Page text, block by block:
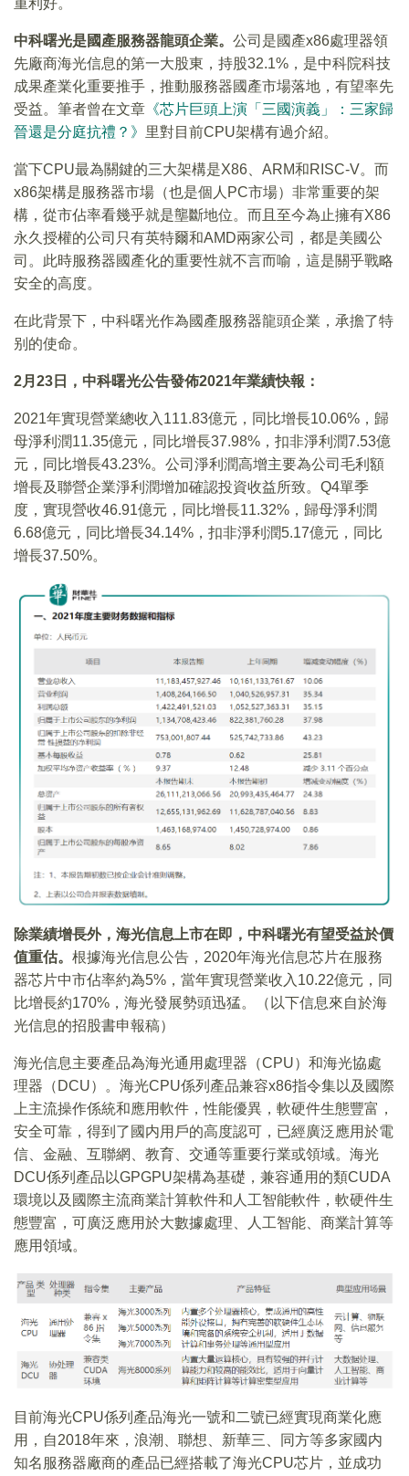
中科曙光是國產服務器龍頭企業。 公司是國產x86處理器領
先廠商海光信息的第一大股東，持股32.1%，是中科院科技
成果產業化重要推手，推動服務器國產市場落地，有望率先
受益。筆者曾在文章 《芯片巨頭上演「三國演義」：三家歸
晉還是分庭抗禮？》 里對目前CPU架構有過介紹。
當下CPU最為關鍵的三大架構是X86、ARM和RISC-V。而
x86架構是服務器市場（也是個人PC市場）非常重要的架
構，從市佔率看幾乎就是壟斷地位。而且至今為止擁有X86
永久授權的公司只有英特爾和AMD兩家公司，都是美國公
司。此時服務器國產化的重要性就不言而喻，這是關乎戰略
安全的高度。
在此背景下，中科曙光作為國產服務器龍頭企業，承擔了特
别的使命。
2月23日，中科曙光公告發佈2021年業績快報：
2021年實現營業總收入111.83億元，同比增長10.06%，歸
母淨利潤11.35億元，同比增長37.98%，扣非淨利潤7.53億
元，同比增長43.23%。公司淨利潤高增主要為公司毛利額
增長及聯營企業淨利潤增加確認投資收益所致。Q4單季
度，實現營收46.91億元，同比增長11.32%，歸母淨利潤
6.68億元，同比增長34.14%，扣非淨利潤5.17億元，同比
增長37.50%。
除業績增長外，海光信息上市在即，中科曙光有望受益於價
值重估。 根據海光信息公告，2020年海光信息芯片在服務
器芯片中市佔率約為5%，當年實現營業收入10.22億元，同
比增長約170%，海光發展勢頭迅猛。（以下信息來自於海
光信息的招股書申報稿）
海光信息主要產品為海光通用處理器（CPU）和海光協處
理器（DCU）。海光CPU係列產品兼容x86指令集以及國際
上主流操作係統和應用軟件，性能優異，軟硬件生態豐富，
安全可靠，得到了國内用戶的高度認可，已經廣泛應用於電
信、金融、互聯網、教育、交通等重要行業或領域。海光
DCU係列產品以GPGPU架構為基礎，兼容通用的類CUDA
環境以及國際主流商業計算軟件和人工智能軟件，軟硬件生
態豐富，可廣泛應用於大數據處理、人工智能、商業計算等
應用領域。
目前海光CPU係列產品海光一號和二號已經實現商業化應
用，自2018年來，浪潮、聯想、新華三、同方等多家國内
知名服務器廠商的產品已經搭載了海光CPU芯片，並成功